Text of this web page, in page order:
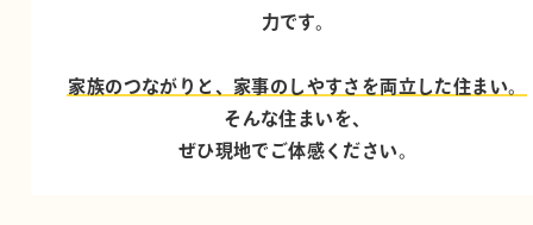
力です。
家族のつながりと、家事のしやすさを両立した住まい。
そんな住まいを、
ぜひ現地でご体感ください。